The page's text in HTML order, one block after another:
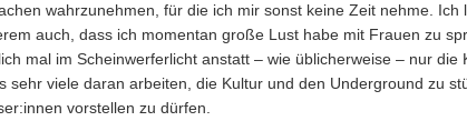
wahrzunehmen, für die ich mir sonst keine Zeit nehme.
auch, dass ich momentan große Lust habe mit Frauen zu
mal im Scheinwerferlicht anstatt – wie üblicherweise – nur die
sehr viele daran arbeiten, die Kultur und den Underground zu
vorstellen zu dürfen.